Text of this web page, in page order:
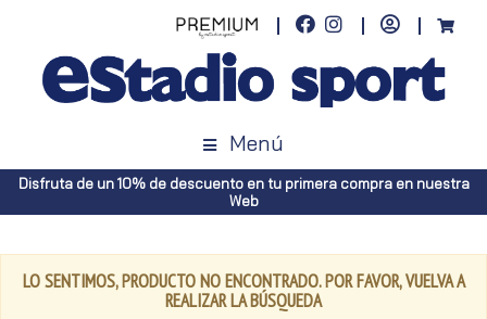
Menú
Disfruta de un 10% de descuento en tu primera compra en nuestra
Web
LO SENTIMOS, PRODUCTO NO ENCONTRADO. POR FAVOR, VUELVA A
REALIZAR LA BÚSQUEDA